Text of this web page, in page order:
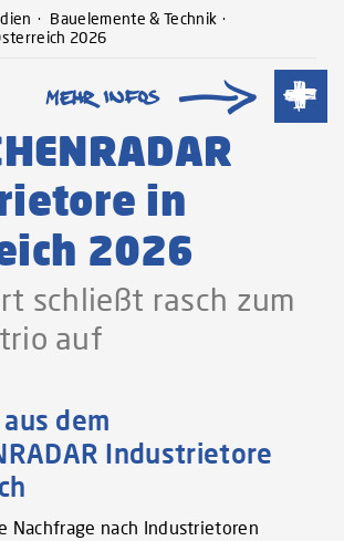
Bauelemente & Technik
2026
in
2026
schließt rasch zum
auf
dem
Industrietore
Nachfrage nach Industrietoren